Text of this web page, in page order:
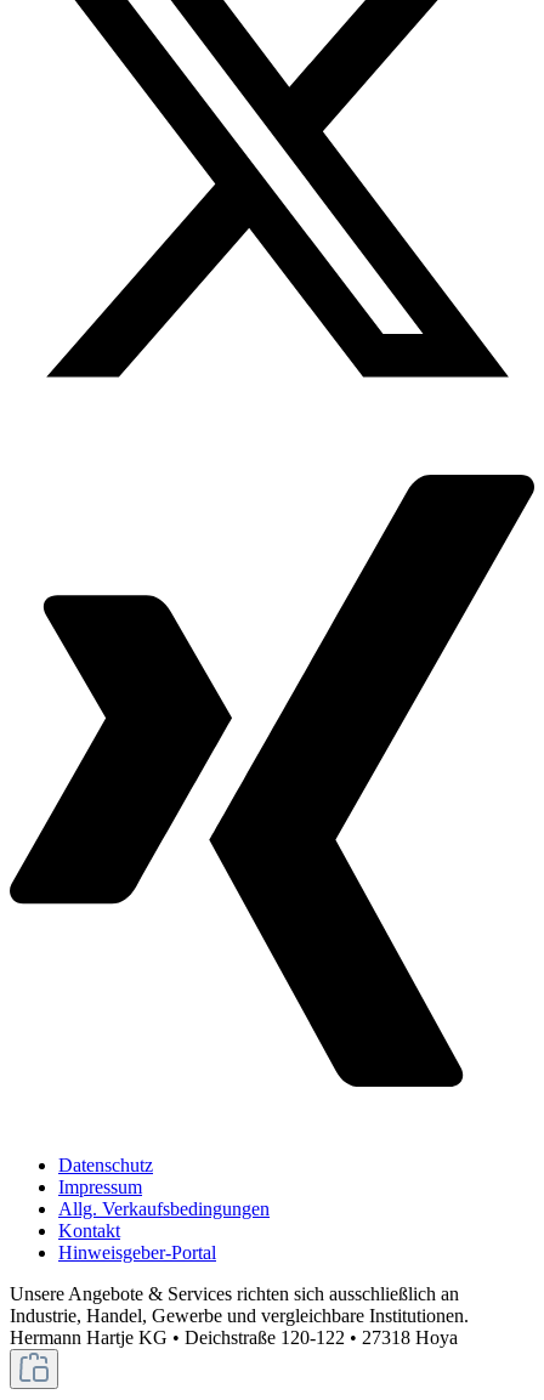
Datenschutz
Impressum
Allg. Verkaufsbedingungen
Kontakt
Hinweisgeber-Portal
Unsere Angebote & Services richten sich ausschließlich an
Industrie, Handel, Gewerbe und vergleichbare Institutionen.
Hermann Hartje KG • Deichstraße 120-122 • 27318 Hoya